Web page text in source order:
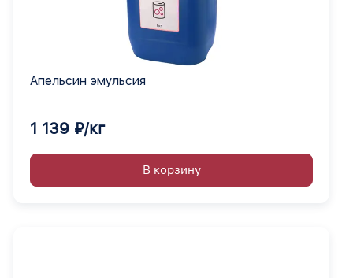
Апельсин эмульсия
1 139 ₽/кг
В корзину